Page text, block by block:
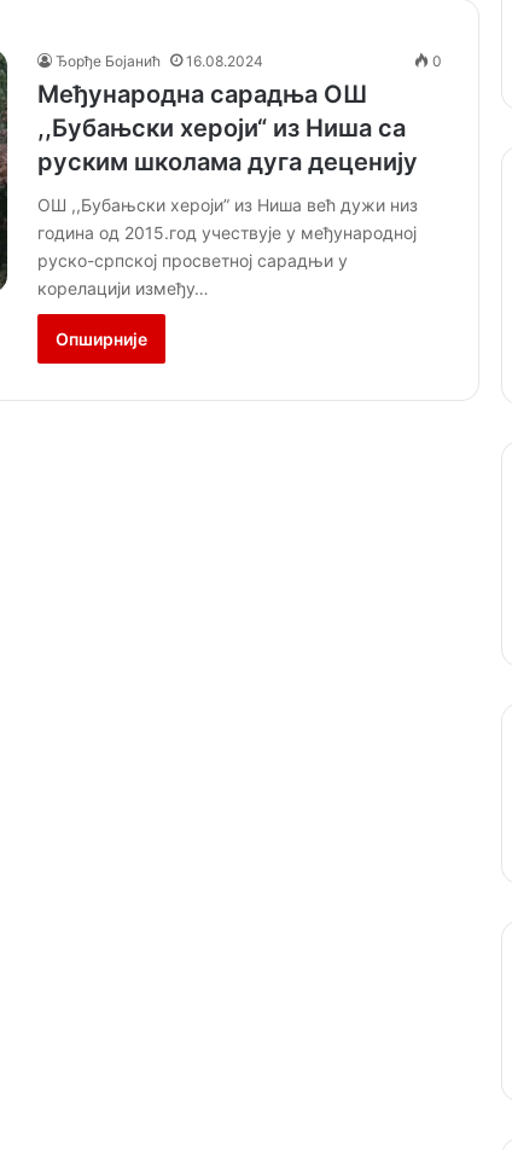
Ђорђе Бојанић 16.08.2024 0
Међународна сарадња ОШ
,,Бубањски хероји“ из Ниша са
руским школама дуга деценију
ОШ ,,Бубањски хероји” из Ниша већ дужи низ
година од 2015.год учествује у међународној
руско-српској просветној сарадњи у
корелацији између…
Опширније